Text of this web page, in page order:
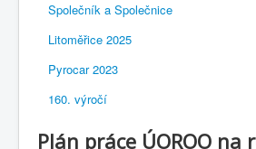
Společník a Společnice
Litoměřice 2025
Pyrocar 2023
160. výročí
Plán práce ÚOROO na